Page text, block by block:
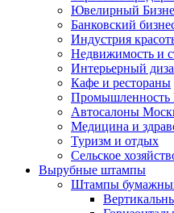
Ювелирный
Банковский
Индустрия
Недвижимость и
Интерьерный
Кафе и рестораны
Промышленность
Автосалоны
Медицина и
Туризм и отдых
Сельское
Вырубные штампы
Штампы